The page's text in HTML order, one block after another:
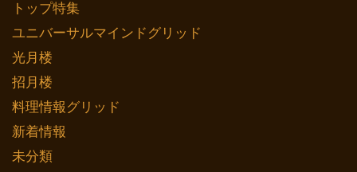
トップ特集
ユニバーサルマインドグリッド
光月楼
招月楼
料理情報グリッド
新着情報
未分類